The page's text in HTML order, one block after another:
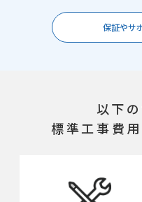
保証やサ
以下
標準工事費